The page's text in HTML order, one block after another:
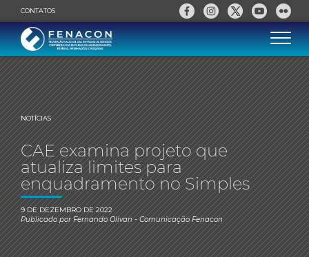
CONTATOS
NOTÍCIAS
CAE examina projeto que
atualiza limites para
enquadramento no Simples
9 DE DEZEMBRO DE 2022
Publicado porFernando Olivan- Comunicação Fenacon